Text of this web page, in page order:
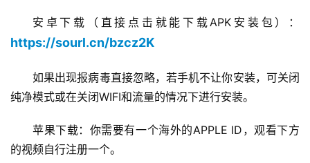
安卓下载（直接点击就能下载APK安装包）：
https://sourl.cn/bzcz2K
如果出现报病毒直接忽略，若手机不让你安装，可关闭
纯净模式或在关闭WIFI和流量的情况下进行安装。
苹果下载：你需要有一个海外的APPLE ID，观看下方
的视频自行注册一个。